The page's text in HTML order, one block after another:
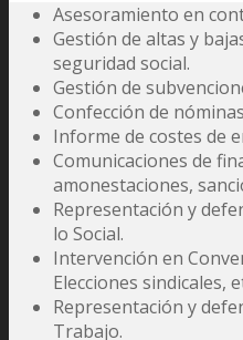
Asesoramiento en
Gestión de altas y
seguridad social.
Gestión de
Confección de
Informe de costes de
Comunicaciones de
amonestaciones,
Representación y
lo Social.
Intervención en
Elecciones sindicales,
Representación y
Trabajo.